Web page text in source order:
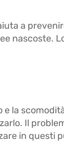
a
nascoste.
la
Il
in questi